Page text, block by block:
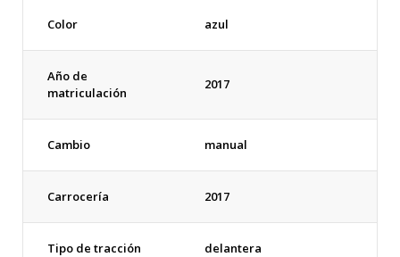
Color azul
Año de
matriculación
2017
Cambio manual
Carrocería 2017
Tipo de tracción delantera